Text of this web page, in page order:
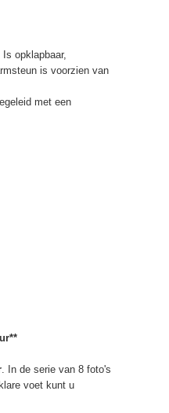
opklapbaar,
is voorzien van
met een
. In de serie van 8 foto's
voet kunt u